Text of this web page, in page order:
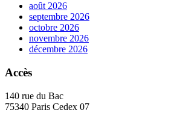
août 2026
septembre 2026
octobre 2026
novembre 2026
décembre 2026
Accès
140 rue du Bac
75340 Paris Cedex 07